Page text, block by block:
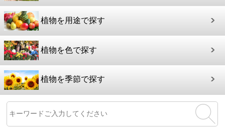
植物を用途で探す
植物を色で探す
植物を季節で探す